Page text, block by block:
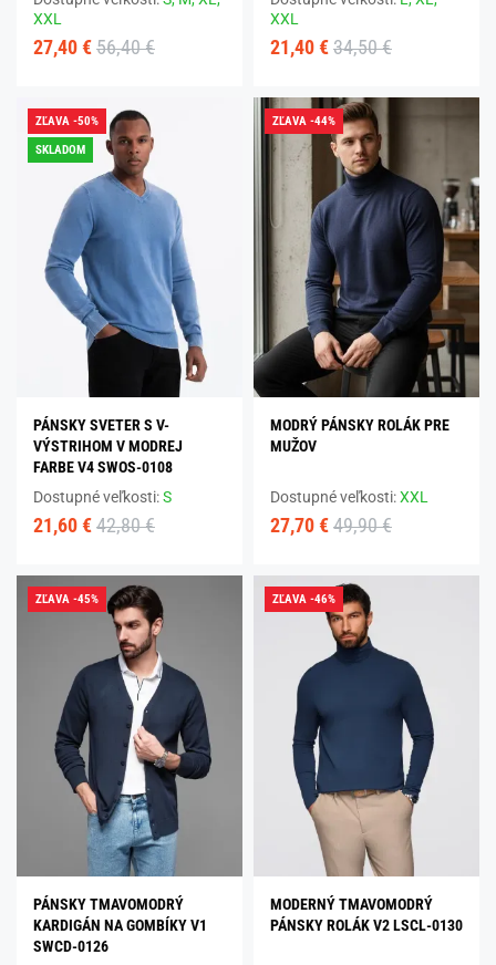
XXL
27,40 € 56,40 €
XXL
21,40 € 34,50 €
ZĽAVA -50%
SKLADOM
PÁNSKY SVETER S V-
VÝSTRIHOM V MODREJ
FARBE V4 SWOS-0108
Dostupné veľkosti:S
21,60 € 42,80 €
ZĽAVA -44%
MODRÝ PÁNSKY ROLÁK PRE
MUŽOV
Dostupné veľkosti:XXL
27,70 € 49,90 €
ZĽAVA -45%
PÁNSKY TMAVOMODRÝ
KARDIGÁN NA GOMBÍKY V1
SWCD-0126
ZĽAVA -46%
MODERNÝ TMAVOMODRÝ
PÁNSKY ROLÁK V2 LSCL-0130